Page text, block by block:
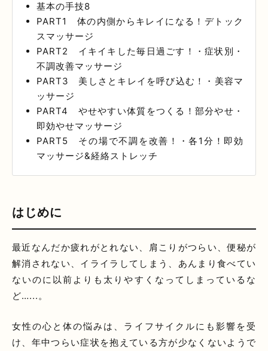
基本の手技8
PART1 体の内側からキレイになる！デトック
スマッサージ
PART2 イキイキした毎日過ごす！・症状別・
不調改善マッサージ
PART3 美しさとキレイを呼び込む！・美容マ
ッサージ
PART4 やせやすい体質をつくる！部分やせ・
即効やせマッサージ
PART5 その場で不調を改善！・各1分！即効
マッサージ&経絡ストレッチ
はじめに
最近なんだか疲れがとれない、肩こりがつらい、便秘が
解消されない、イライラしてしまう、あんまり食べてい
ないのに以前よりも太りやすくなってしまっているな
ど…...。
女性の心と体の悩みは、ライフサイクルにも影響を受
け、年中つらい症状を抱えている方が少なくないようで